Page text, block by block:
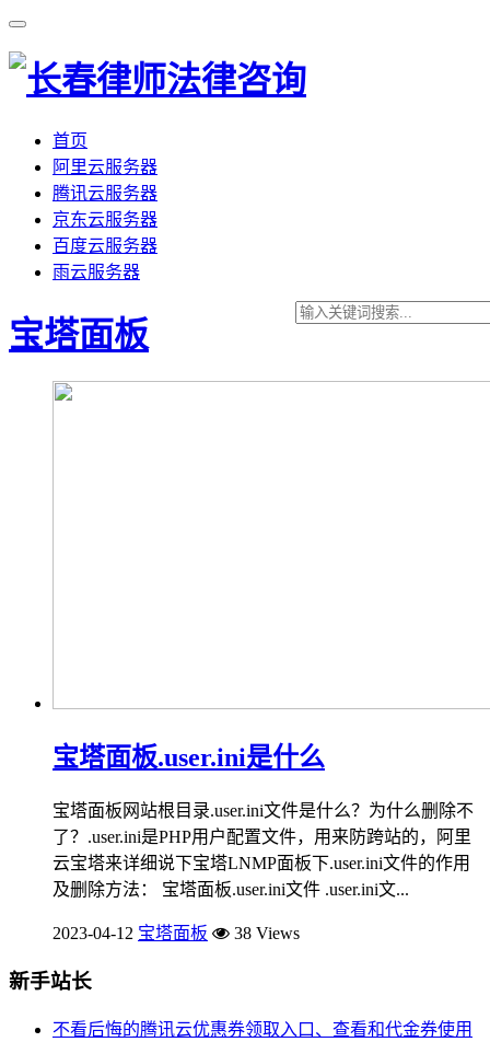
首页
阿里云服务器
腾讯云服务器
京东云服务器
百度云服务器
雨云服务器
宝塔面板
宝塔面板.user.ini是什么
宝塔面板网站根目录.user.ini文件是什么？为什么删除不
了？.user.ini是PHP用户配置文件，用来防跨站的，阿里
云宝塔来详细说下宝塔LNMP面板下.user.ini文件的作用
及删除方法： 宝塔面板.user.ini文件 .user.ini文...
2023-04-12 宝塔面板 38 Views
新手站长
不看后悔的腾讯云优惠券领取入口、查看和代金券使用